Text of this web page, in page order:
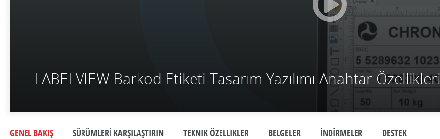
LABELVIEW Barkod Etiketi Tasarım Yazılımı Anahtar Özellikleri
GENEL BAKIŞ SÜRÜMLERİ KARŞILAŞTIRIN TEKNIK ÖZELLIKLER BELGELER İNDİRMELER DESTEK